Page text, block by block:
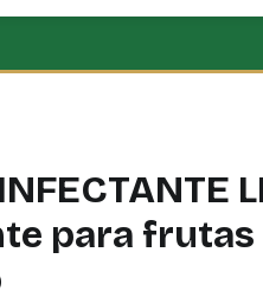
para frutas